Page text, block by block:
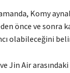
Komy
önce ve sonra
olabileceğini
Jin Air